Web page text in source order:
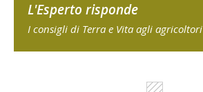
L'Esperto risponde
I consigli di Terra e Vita agli agricoltori